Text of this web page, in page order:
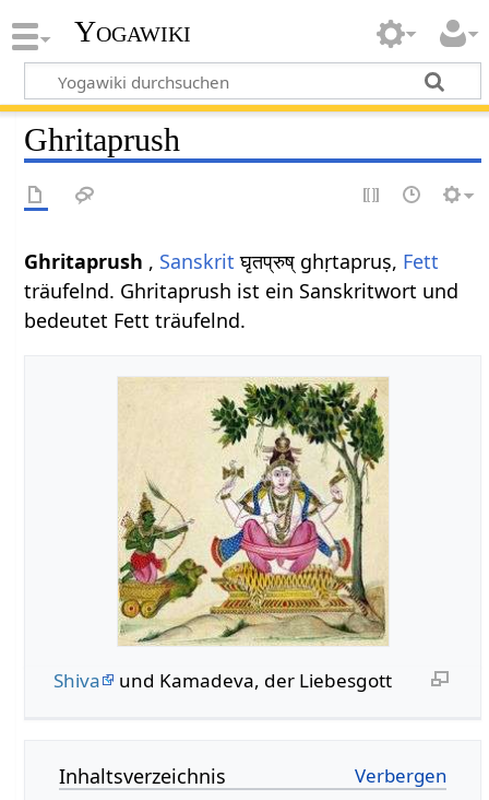
Yogawiki
Ghritaprush
Ghritaprush , Sanskrit घृतप्रुष् ghṛtapruṣ, Fett
träufelnd. Ghritaprush ist ein Sanskritwort und
bedeutet Fett träufelnd.
Shiva und Kamadeva, der Liebesgott
Inhaltsverzeichnis